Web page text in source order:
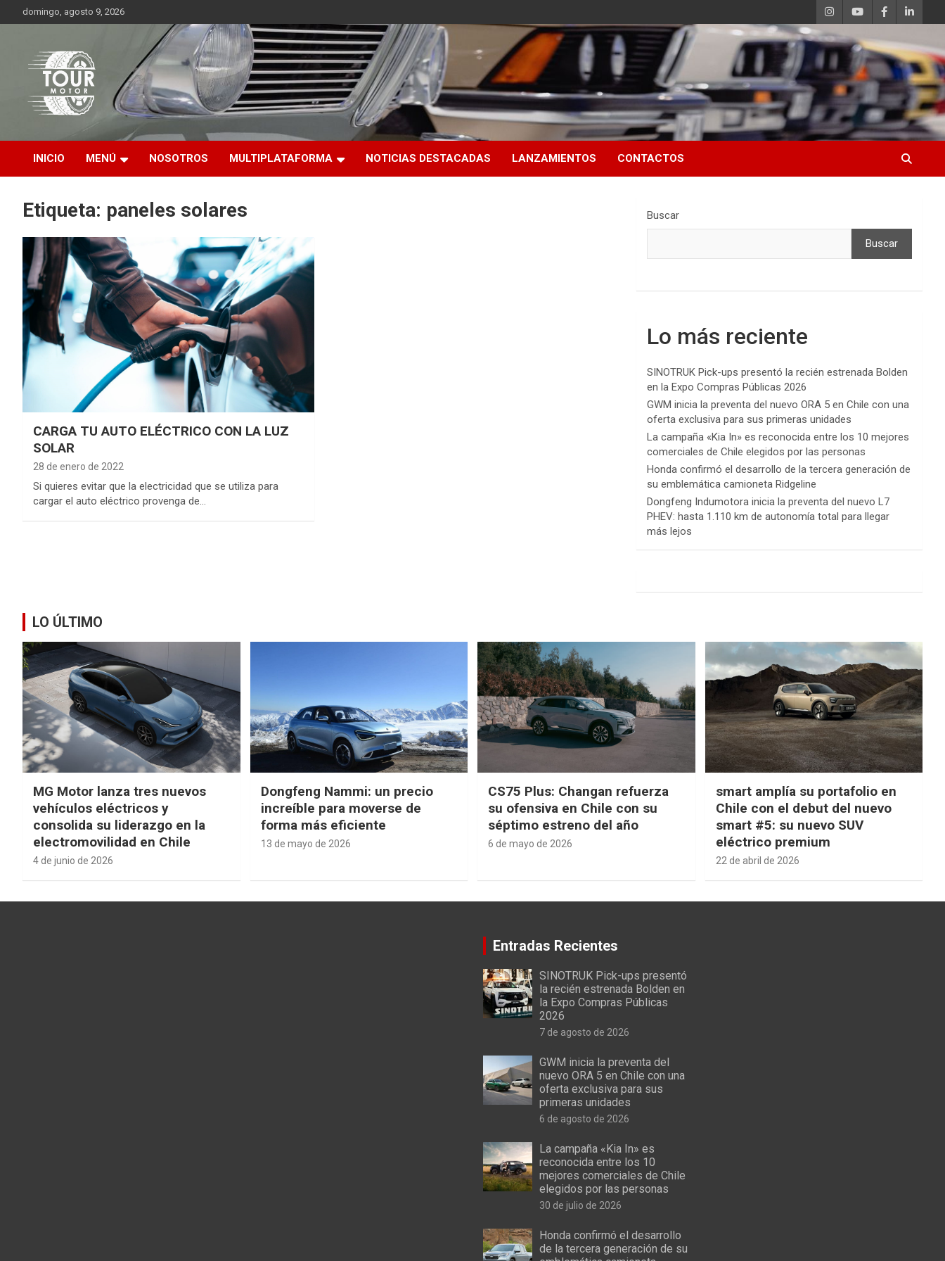
al
domingo, agosto 9, 2026
Tour Motor
Plataforma de contenido audiovisual para el sector automotriz
INICIO MENÚ NOSOTROS MULTIPLATAFORMA NOTICIAS DESTACADAS LANZAMIENTOS CONTACTOS
Etiqueta: paneles solares
CARGA TU AUTO ELÉCTRICO CON LA LUZ
SOLAR
28 de enero de 2022
Si quieres evitar que la electricidad que se utiliza para
cargar el auto eléctrico provenga de…
Buscar
Buscar
Lo más reciente
SINOTRUK Pick-ups presentó la recién estrenada Bolden
en la Expo Compras Públicas 2026
GWM inicia la preventa del nuevo ORA 5 en Chile con una
oferta exclusiva para sus primeras unidades
La campaña «Kia In» es reconocida entre los 10 mejores
comerciales de Chile elegidos por las personas
Honda confirmó el desarrollo de la tercera generación de
su emblemática camioneta Ridgeline
Dongfeng Indumotora inicia la preventa del nuevo L7
PHEV: hasta 1.110 km de autonomía total para llegar
más lejos
LO ÚLTIMO
MG Motor lanza tres nuevos
vehículos eléctricos y
consolida su liderazgo en la
electromovilidad en Chile
4 de junio de 2026
Dongfeng Nammi: un precio
increíble para moverse de
forma más eficiente
13 de mayo de 2026
CS75 Plus: Changan refuerza
su ofensiva en Chile con su
séptimo estreno del año
6 de mayo de 2026
smart amplía su portafolio en
Chile con el debut del nuevo
smart #5: su nuevo SUV
eléctrico premium
22 de abril de 2026
Entradas Recientes
SINOTRUK Pick-ups presentó
la recién estrenada Bolden en
la Expo Compras Públicas
2026
7 de agosto de 2026
GWM inicia la preventa del
nuevo ORA 5 en Chile con una
oferta exclusiva para sus
primeras unidades
6 de agosto de 2026
La campaña «Kia In» es
reconocida entre los 10
mejores comerciales de Chile
elegidos por las personas
30 de julio de 2026
Honda confirmó el desarrollo
de la tercera generación de su